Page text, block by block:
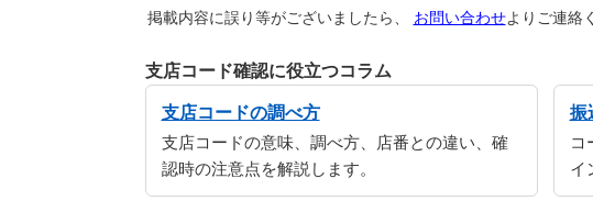
掲載内容に誤り等がございましたら、 お問い合わせよりご連絡
支店コード確認に役立つコラム
支店コードの調べ方
支店コードの意味、調べ方、店番との違い、確
認時の注意点を解説します。
振
コ
イ